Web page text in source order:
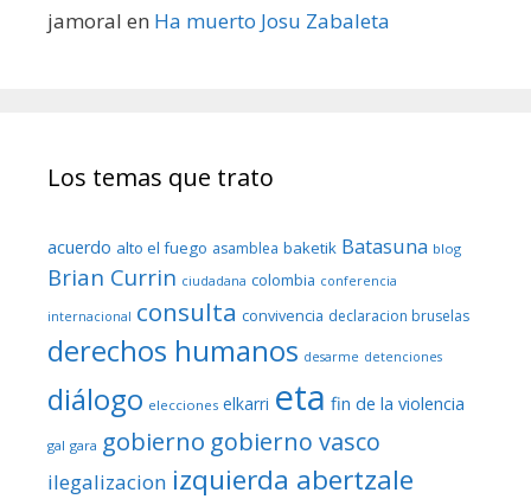
jamoral en Ha muerto Josu Zabaleta
Los temas que trato
acuerdo alto el fuego asamblea baketik Batasuna blog
Brian Currin ciudadana colombia conferencia
internacional consulta convivencia declaracion bruselas
derechos humanos desarme detenciones
diálogo elecciones elkarri eta fin de la violencia
gal gara gobierno gobierno vasco
ilegalizacion izquierda abertzale